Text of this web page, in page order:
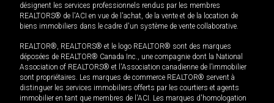
désignent les services professionnels rendus par les membres
REALTORS® de l'ACI en vue de l'achat, de la vente et de la location de
biens immobiliers dans le cadre d'un système de vente collaborative.
REALTOR®, REALTORS® et le logo REALTOR® sont des marques
déposées de REALTOR® Canada Inc., une compagnie dont la National
Association of REALTORS® et l'Association canadienne de l’immobilier
sont propriétaires. Les marques de commerce REALTOR® servent à
distinguer les services immobiliers offerts par les courtiers et agents
immobilier en tant que membres de l'ACI. Les marques d'homologation